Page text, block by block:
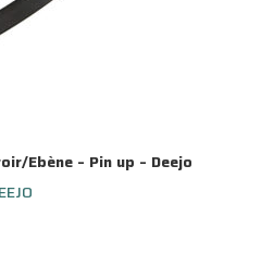
Ebène – Pin up – Deejo